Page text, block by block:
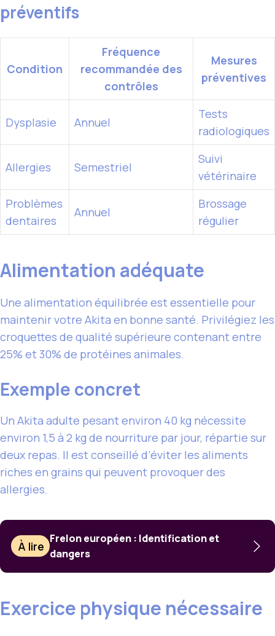
préventifs
Condition
Fréquence
recommandée des
contrôles
Mesures
préventives
Dysplasie Annuel
Tests
radiologiques
Allergies Semestriel
Suivi
vétérinaire
Problèmes
dentaires
Annuel
Brossage
régulier
Alimentation adéquate
Une alimentation équilibrée est essentielle pour
maintenir votre Akita en bonne santé. Privilégiez les
croquettes de qualité supérieure contenant entre
25% et 30% de protéines animales.
Exemple concret
Un Akita adulte pesant environ 40 kg nécessite
environ 1,5 à 2 kg de nourriture par jour, répartie sur
deux repas. Il est conseillé d’éviter les aliments
riches en grains qui peuvent provoquer des
allergies.
À lire
Frelon européen : Identification et
dangers
Exercice physique nécessaire